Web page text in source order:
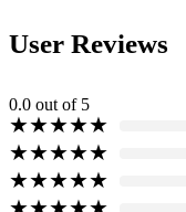
User Reviews
0.0 out of 5
★★★★★
★★★★★
★★★★★